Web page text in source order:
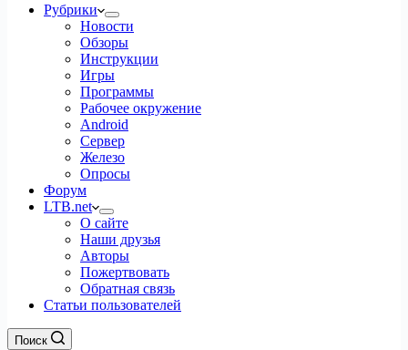
Рубрики
Новости
Обзоры
Инструкции
Игры
Программы
Рабочее окружение
Android
Сервер
Железо
Опросы
Форум
LTB.net
О сайте
Наши друзья
Авторы
Пожертвовать
Обратная связь
Статьи пользователей
Поиск